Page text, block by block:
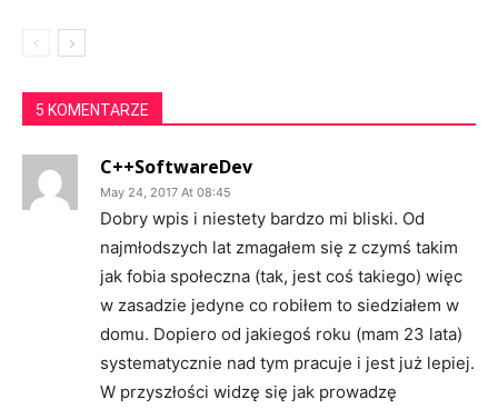
5 KOMENTARZE
C++SoftwareDev
May 24, 2017 At 08:45
Dobry wpis i niestety bardzo mi bliski. Od
najmłodszych lat zmagałem się z czymś takim
jak fobia społeczna (tak, jest coś takiego) więc
w zasadzie jedyne co robiłem to siedziałem w
domu. Dopiero od jakiegoś roku (mam 23 lata)
systematycznie nad tym pracuje i jest już lepiej.
W przyszłości widzę się jak prowadzę